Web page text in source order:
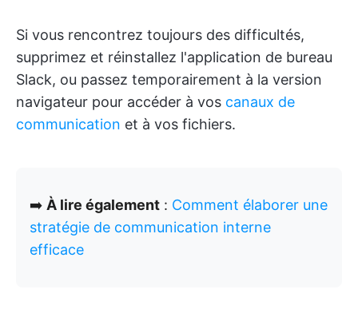
Si vous rencontrez toujours des difficultés,
supprimez et réinstallez l'application de bureau
Slack, ou passez temporairement à la version
navigateur pour accéder à vos canaux de
communication et à vos fichiers.
➡️ À lire également : Comment élaborer une
stratégie de communication interne
efficace